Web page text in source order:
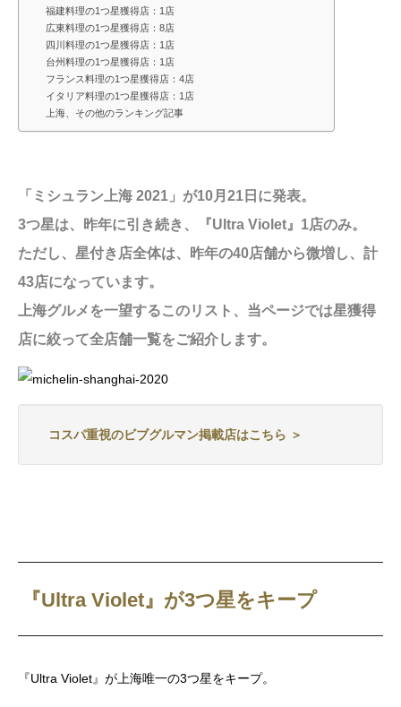
福建料理の1つ星獲得店：1店
広東料理の1つ星獲得店：8店
四川料理の1つ星獲得店：1店
台州料理の1つ星獲得店：1店
フランス料理の1つ星獲得店：4店
イタリア料理の1つ星獲得店：1店
上海、その他のランキング記事
「ミシュラン上海 2021」が10月21日に発表。
3つ星は、昨年に引き続き、『Ultra Violet』1店のみ。
ただし、星付き店全体は、昨年の40店舗から微増し、計
43店になっています。
上海グルメを一望するこのリスト、当ページでは星獲得
店に絞って全店舗一覧をご紹介します。
コスパ重視のビブグルマン掲載店はこちら ＞
『Ultra Violet』が3つ星をキープ
『Ultra Violet』が上海唯一の3つ星をキープ。